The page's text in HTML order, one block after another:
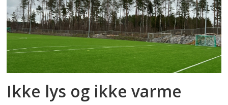
Ikke lys og ikke varme